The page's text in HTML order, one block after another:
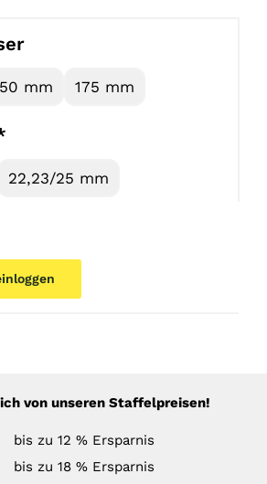
mm 175 mm
22,23/25 mm
von unseren Staffelpreisen!
bis zu 12 % Ersparnis
bis zu 18 % Ersparnis